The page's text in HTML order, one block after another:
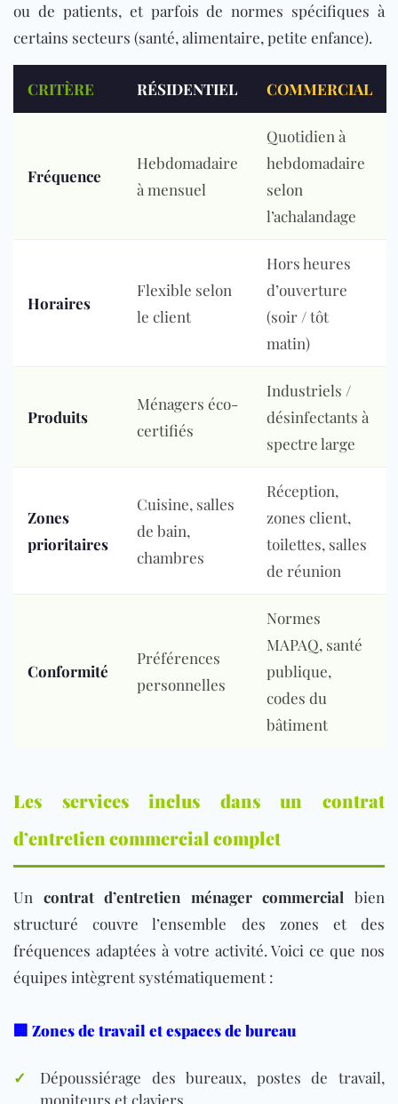
ou de patients, et parfois de normes spécifiques à
certains secteurs (santé, alimentaire, petite enfance).
CRITÈRE RÉSIDENTIEL COMMERCIAL
Fréquence
Hebdomadaire
àmensuel
Quotidien à
hebdomadaire
selon
l’achalandage
Horaires
Flexible selon
le client
Hors heures
d’ouverture
(soir / tôt
matin)
Produits
Ménagers éco-
certifiés
Industriels /
désinfectants à
spectre large
Zones
prioritaires
Cuisine, salles
de bain,
chambres
Réception,
zones client,
toilettes, salles
de réunion
Conformité
Préférences
personnelles
Normes
MAPAQ, santé
publique,
codes du
bâtiment
Les services inclus dans un contrat
d’entretien commercial complet
Un contrat d’entretien ménager commercial bien
structuré couvre l’ensemble des zones et des
fréquences adaptées à votre activité. Voici ce que nos
équipes intègrent systématiquement :
🏢 Zones de travail et espaces de bureau
✓
Dépoussiérage des bureaux, postes de travail,
moniteurs et claviers